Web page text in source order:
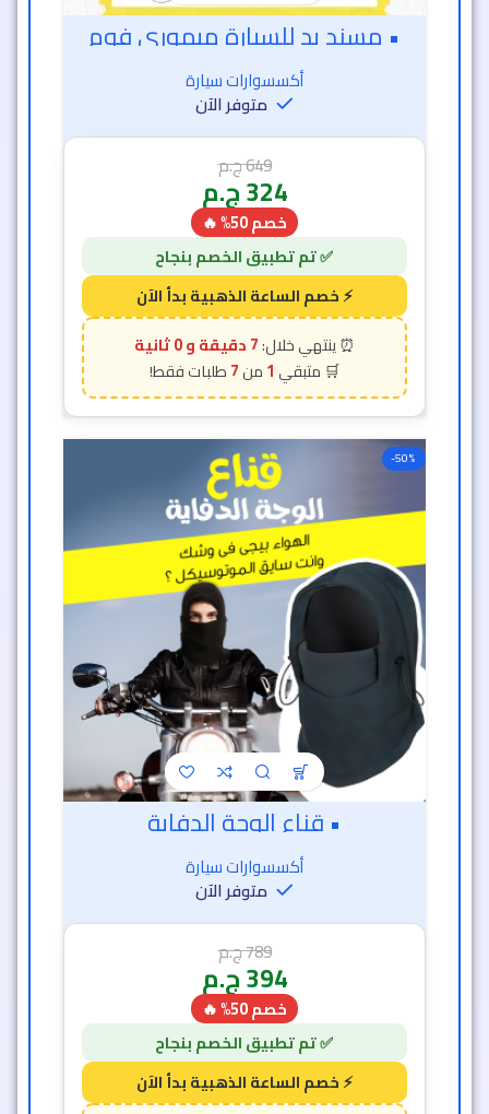
• مسند يد للسيارة ميمورى فوم
أكسسوارات سيارة
متوفر الآن
649ج.م
324ج.م
خصم 50% 🔥
6 دقيقة و 58 ثانية
1
7
-50%
• قناع الوجة الدفاية
أكسسوارات سيارة
متوفر الآن
789ج.م
394ج.م
خصم 50% 🔥